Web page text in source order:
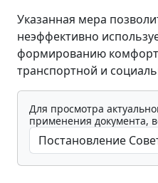
Указанная мера
неэффективно
формированию
транспортной и
Для просмотра
применения документа,